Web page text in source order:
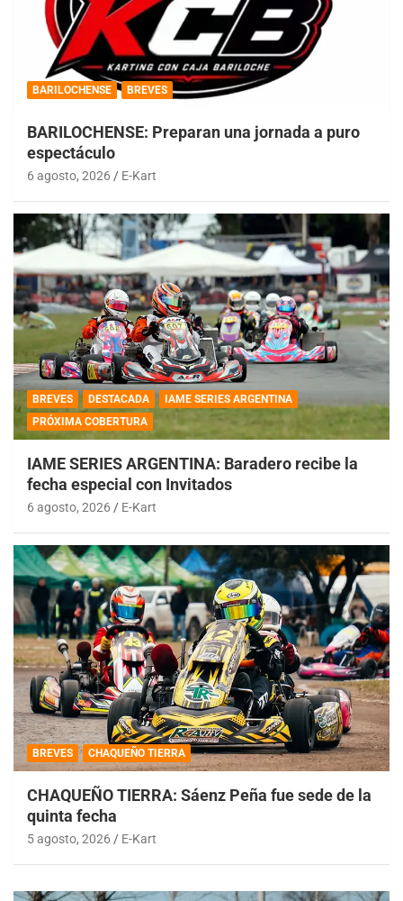
BARILOCHENSE BREVES
BARILOCHENSE: Preparan una jornada a puro
espectáculo
6 agosto, 2026 E-Kart
BREVES DESTACADA
IAME SERIES ARGENTINA
PRÓXIMA COBERTURA
IAME SERIES ARGENTINA: Baradero recibe la
fecha especial con Invitados
6 agosto, 2026 E-Kart
BREVES CHAQUEÑO TIERRA
CHAQUEÑO TIERRA: Sáenz Peña fue sede de la
quinta fecha
5 agosto, 2026 E-Kart